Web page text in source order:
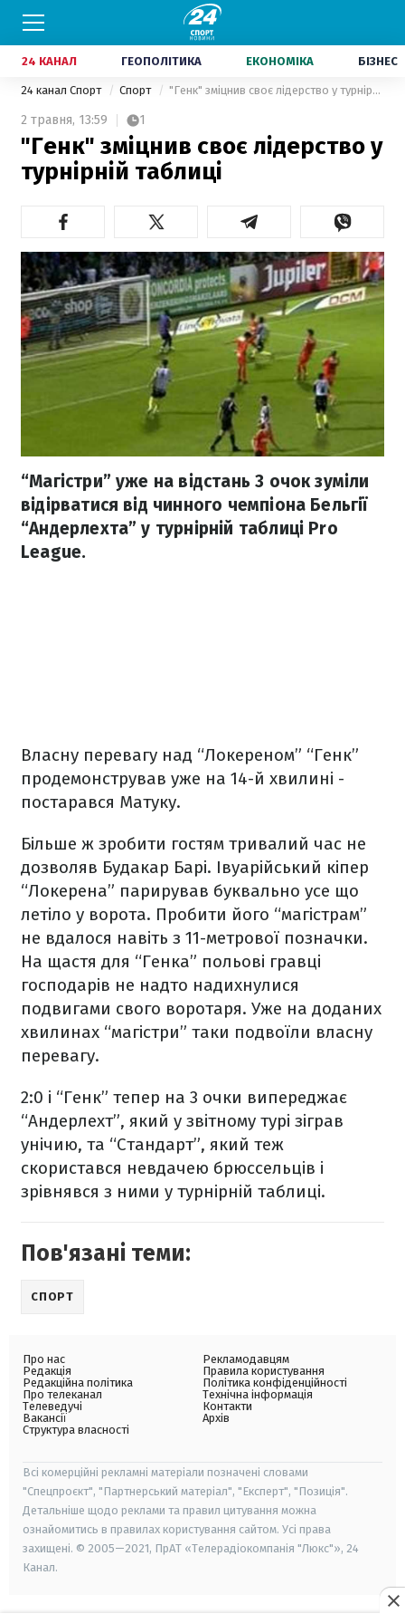
24 КАНАЛ ГЕОПОЛІТИКА ЕКОНОМІКА БІЗНЕС
24 канал Спорт Спорт "Генк" зміцнив своє лідерство у турнірній таблиці
2 травня, 13:59 1
"Генк" зміцнив своє лідерство у
турнірній таблиці
“Магістри” уже на відстань 3 очок зуміли
відірватися від чинного чемпіона Бельгії
“Андерлехта” у турнірній таблиці Pro
League.
Власну перевагу над “Локереном” “Генк”
продемонстрував уже на 14-й хвилині -
постарався Матуку.
Більше ж зробити гостям тривалий час не
дозволяв Будакар Барі. Івуарійський кіпер
“Локерена” парирував буквально усе що
летіло у ворота. Пробити його “магістрам”
не вдалося навіть з 11-метрової позначки.
На щастя для “Генка” польові гравці
господарів не надто надихнулися
подвигами свого воротаря. Уже на доданих
хвилинах “магістри” таки подвоїли власну
перевагу.
2:0 і “Генк” тепер на 3 очки випереджає
“Андерлехт”, який у звітному турі зіграв
унічию, та “Стандарт”, який теж
скористався невдачею брюссельців і
зрівнявся з ними у турнірній таблиці.
Пов'язані теми:
СПОРТ
Про нас
Редакція
Редакційна політика
Про телеканал
Телеведучі
Вакансії
Структура власності
Рекламодавцям
Правила користування
Політика конфіденційності
Технічна інформація
Контакти
Архів
Всі комерційні рекламні матеріали позначені словами
"Спецпроєкт", "Партнерський матеріал", "Експерт", "Позиція".
Детальніше щодо реклами та правил цитування можна
ознайомитись в правилах користування сайтом. Усі права
захищені. © 2005—2021, ПрАТ «Телерадіокомпанія "Люкс"», 24
Канал.